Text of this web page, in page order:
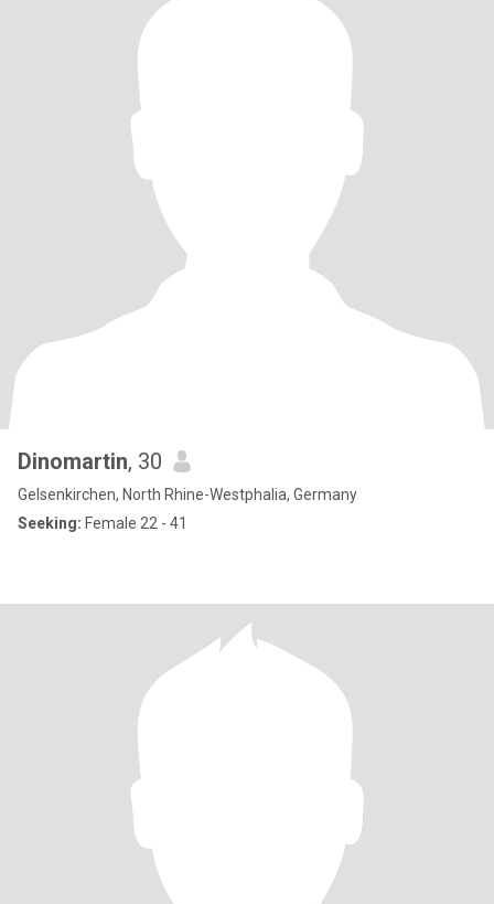
Dinomartin, 30
Gelsenkirchen, North Rhine-Westphalia, Germany
Seeking: Female 22 - 41